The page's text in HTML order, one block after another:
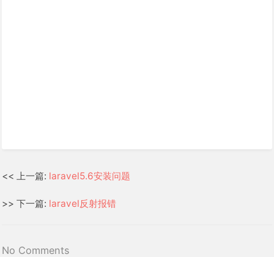
<< 上一篇: laravel5.6安装问题
>> 下一篇: laravel反射报错
No Comments